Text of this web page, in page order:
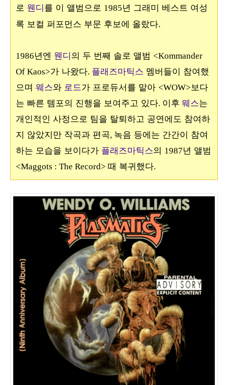
로 웬디를 이 앨범으로 1985년 그래미 베스트 여성
록 보컬 퍼포먼스 부문 후보에 올랐다.
1986년엔 웬디 의 두 번째 솔로 앨범 <Kommander
Of Kaos>가 나왔다. 플래즈마틱스 멤버들이 참여했
으며 웨스와 로드가 프로듀서를 맡아 <WOW>보다
는 빠른 템포의 진행을 보여주고 있다. 이후 웨스는
개인적인 사정으로 팀을 탈퇴하고 공연에도 참여하
지 않았지만 작곡과 편곡, 녹음 등에는 간간이 참여
하는 모습을 보이다가 플래즈마틱스의 1987년 앨범
<Maggots : The Record> 때 복귀했다.